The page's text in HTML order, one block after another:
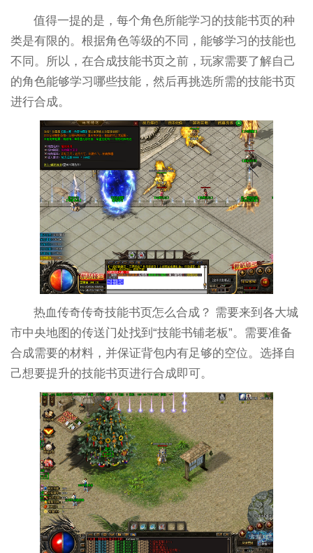
值得一提的是，每个角色所能学习的技能书页的种
类是有限的。根据角色等级的不同，能够学习的技能也
不同。所以，在合成技能书页之前，玩家需要了解自己
的角色能够学习哪些技能，然后再挑选所需的技能书页
进行合成。
热血传奇传奇技能书页怎么合成？ 需要来到各大城
市中央地图的传送门处找到“技能书铺老板”。需要准备
合成需要的材料，并保证背包内有足够的空位。选择自
己想要提升的技能书页进行合成即可。